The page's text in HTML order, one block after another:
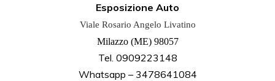
Esposizione Auto
Viale Rosario Angelo Livatino
Milazzo (ME) 98057
Tel. 0909223148
Whatsapp – 3478641084